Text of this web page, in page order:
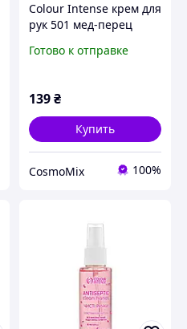
Colour Intense крем для
рук 501 мед-перец
Готово к отправке
139₴
Купить
CosmoMix 100%